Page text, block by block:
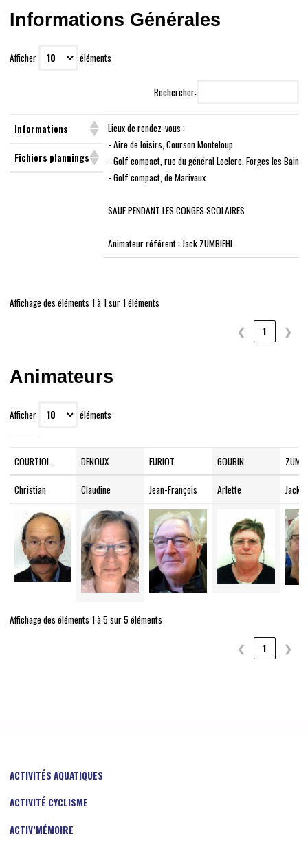
Informations Générales
Afficher éléments
Rechercher:
Informations
Fichiers plannings
Lieux de rendez-vous :
- Aire de loisirs, Courson Monteloup
- Golf compact, rue du général Leclerc, Forges les Bains
- Golf compact, de Marivaux
SAUF PENDANT LES CONGES SCOLAIRES
Animateur référent : Jack ZUMBIEHL
Affichage des éléments 1 à 1 sur 1 éléments
❮ 1 ❯
Animateurs
Afficher éléments
COURTIOL
Christian
DENOUX
Claudine
EURIOT
Jean-François
GOUBIN
Arlette Jack
Affichage des éléments 1 à 5 sur 5 éléments
❮ 1 ❯
ACTIVITÉS AQUATIQUES
ACTIVITÉ CYCLISME
ACTIV’MÉMOIRE